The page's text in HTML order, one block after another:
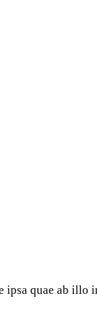
ipsa quae ab illo